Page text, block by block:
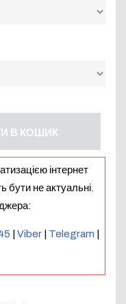
В КОШИК
інтернет
бути не актуальні.
Viber Telegram